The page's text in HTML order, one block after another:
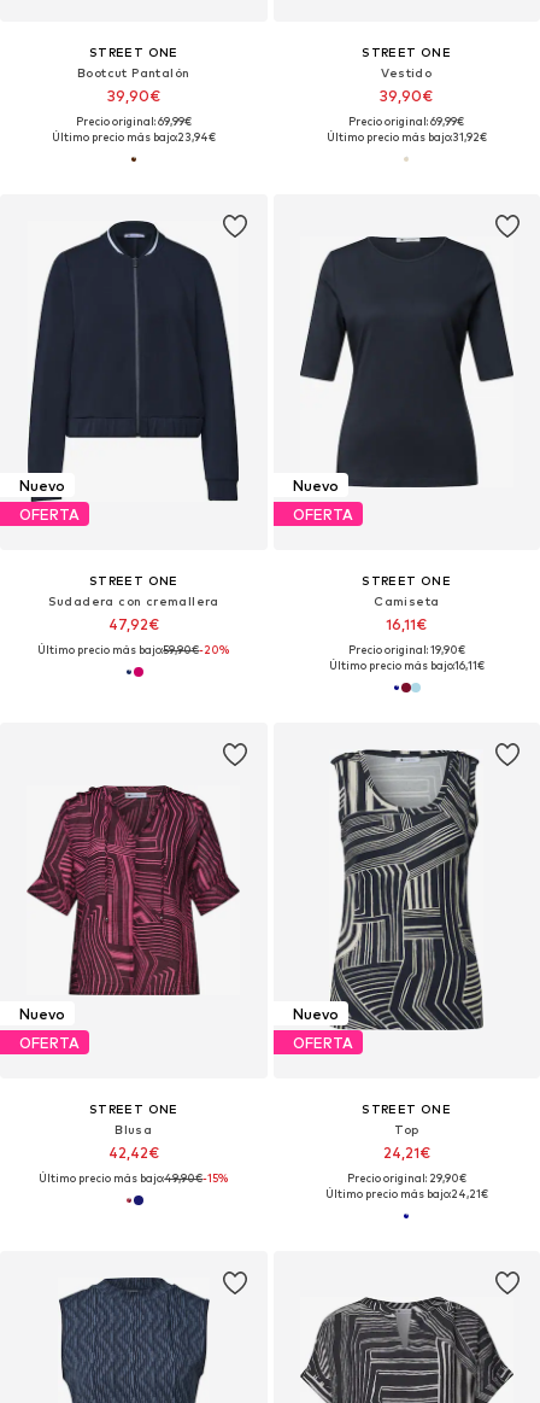
STREET ONE
Bootcut Pantalón
39,90€
Precio original: 69,99€
Último precio más bajo:23,94€
STREET ONE
Vestido
39,90€
Precio original: 69,99€
Último precio más bajo:31,92€
Nuevo
OFERTA
STREET ONE
Sudadera con cremallera
47,92€
Último precio más bajo:59,90€-20%
Nuevo
OFERTA
STREET ONE
Camiseta
16,11€
Precio original: 19,90€
Último precio más bajo:16,11€
Nuevo
OFERTA
STREET ONE
Blusa
42,42€
Último precio más bajo:49,90€-15%
Nuevo
OFERTA
STREET ONE
Top
24,21€
Precio original: 29,90€
Último precio más bajo:24,21€